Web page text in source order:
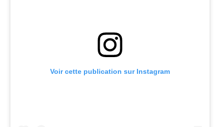
Voir cette publication sur Instagram